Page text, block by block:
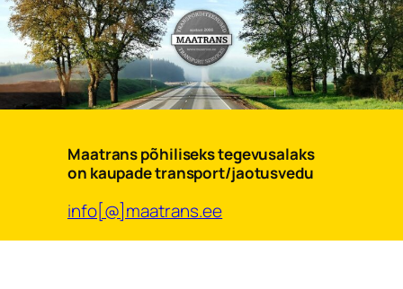
juurde
Maatrans põhiliseks tegevusalaks
on kaupade transport/jaotusvedu
info[@]maatrans.ee